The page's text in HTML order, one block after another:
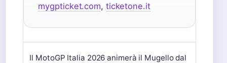
mygpticket.com, ticketone.it
Il MotoGP Italia 2026 animerà il Mugello dal